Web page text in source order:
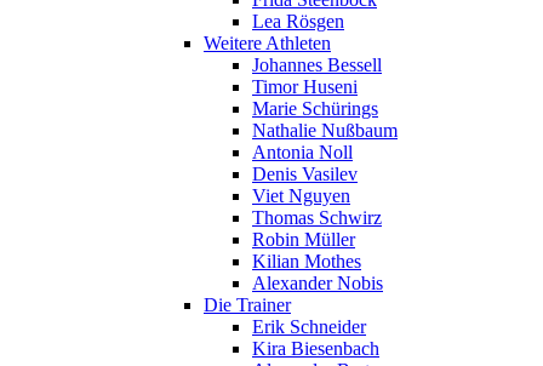
Lea Rösgen
Weitere Athleten
Johannes Bessell
Timor Huseni
Marie Schürings
Nathalie Nußbaum
Antonia Noll
Denis Vasilev
Viet Nguyen
Thomas Schwirz
Robin Müller
Kilian Mothes
Alexander Nobis
Die Trainer
Erik Schneider
Kira Biesenbach